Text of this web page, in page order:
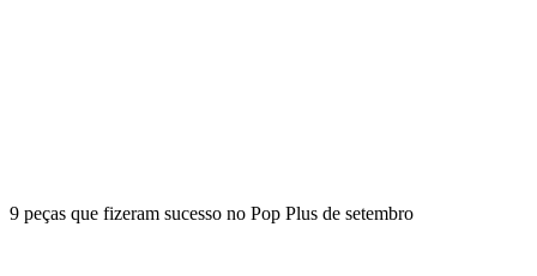
9 peças que fizeram sucesso no Pop Plus de setembro